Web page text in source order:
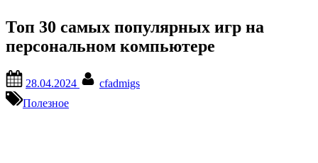
Топ 30 самых популярных игр на
персональном компьютере
on
28.04.2024
cfadmigs
Полезное